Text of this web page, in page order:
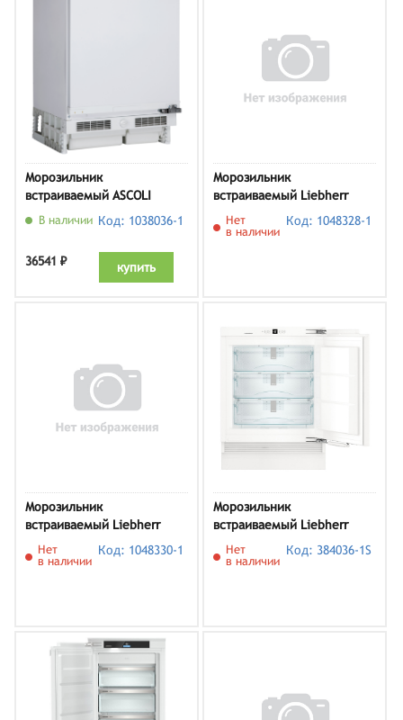
Морозильник
встраиваемый ASCOLI
ASF90BU
В наличии Код: 1038036-1
36541 ₽ купить
Морозильник
встраиваемый Liebherr
SDUFd 3603
Нет
в наличии
Код: 1048328-1
Морозильник
встраиваемый Liebherr
SUFNc 375i
Нет
в наличии
Код: 1048330-1
Морозильник
встраиваемый Liebherr
SUIGN 1554
Нет
в наличии
Код: 384036-1S